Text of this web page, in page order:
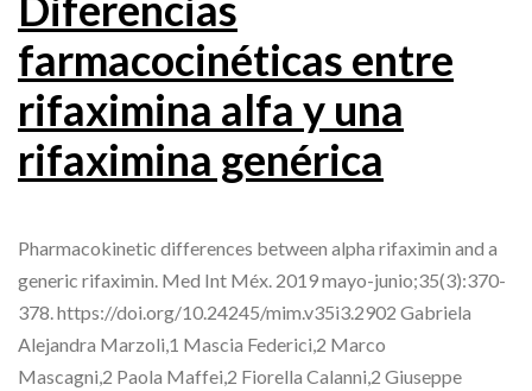
farmacocinéticas entre
rifaximina alfa y una
rifaximina genérica
Pharmacokinetic differences between alpha rifaximin and a
generic rifaximin. Med Int Méx. 2019 mayo-junio;35(3):370-
378. https://doi.org/10.24245/mim.v35i3.2902 Gabriela
Alejandra Marzoli,1 Mascia Federici,2 Marco
Mascagni,2 Paola Maffei,2 Fiorella Calanni,2 Giuseppe